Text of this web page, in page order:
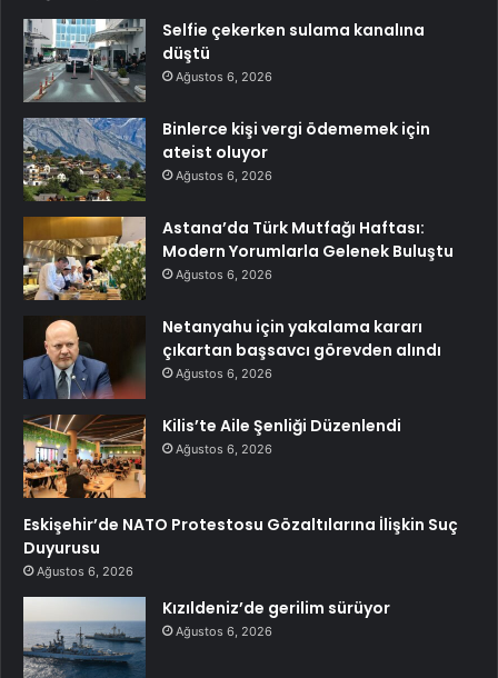
Selfie çekerken sulama kanalına
düştü
Ağustos 6, 2026
Binlerce kişi vergi ödememek için
ateist oluyor
Ağustos 6, 2026
Astana’da Türk Mutfağı Haftası:
Modern Yorumlarla Gelenek Buluştu
Ağustos 6, 2026
Netanyahu için yakalama kararı
çıkartan başsavcı görevden alındı
Ağustos 6, 2026
Kilis’te Aile Şenliği Düzenlendi
Ağustos 6, 2026
Eskişehir’de NATO Protestosu Gözaltılarına İlişkin Suç
Duyurusu
Ağustos 6, 2026
Kızıldeniz’de gerilim sürüyor
Ağustos 6, 2026